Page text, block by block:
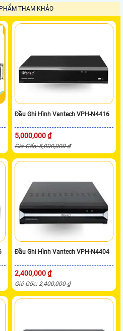
THAM KHẢO
Đầu Ghi Hình Vantech VPH-N4416
5,000,000 ₫
Giá Gốc: 5,000,000 ₫
Đầu Ghi Hình Vantech VPH-N4404
2,400,000 ₫
Giá Gốc: 2,400,000 ₫